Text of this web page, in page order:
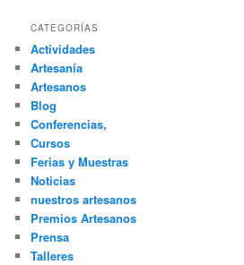
CATEGORÍAS
Actividades
Artesanía
Artesanos
Blog
Conferencias,
Cursos
Ferias y Muestras
Noticias
nuestros artesanos
Premios Artesanos
Prensa
Talleres